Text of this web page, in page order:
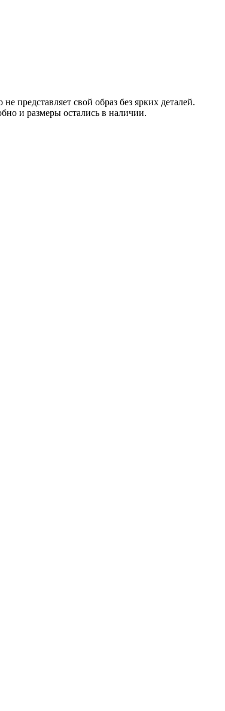
представляет свой образ без ярких деталей.
и размеры остались в наличии.